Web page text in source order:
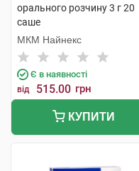
орального розчину 3 г 20
саше
МКМ Найнекс
Є в наявності
від 515.00 грн
КУПИТИ